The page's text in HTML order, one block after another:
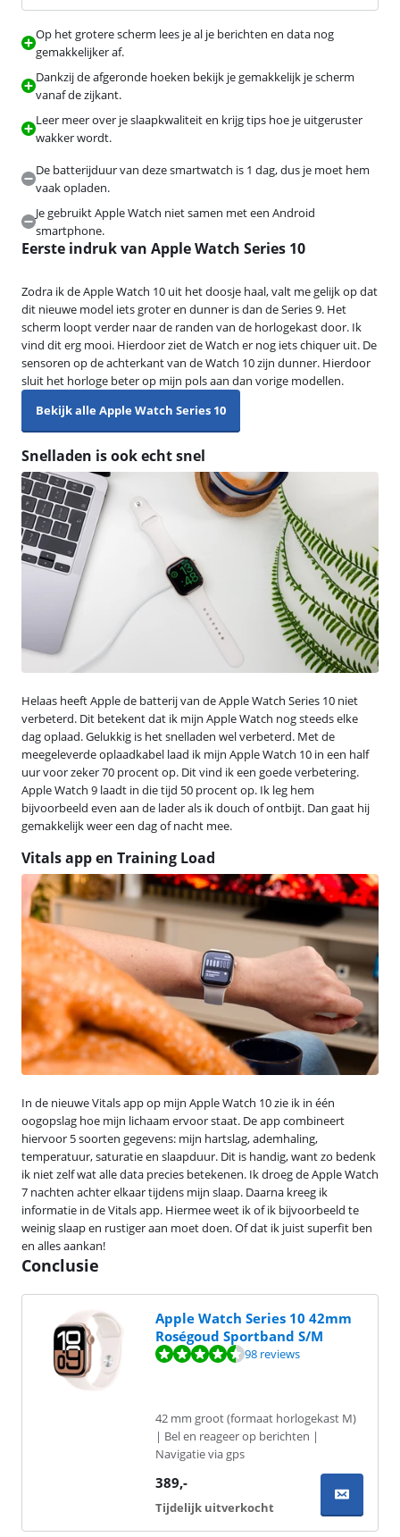
Op het grotere scherm lees je al je berichten en data nog
gemakkelijker af.
Dankzij de afgeronde hoeken bekijk je gemakkelijk je scherm
vanaf de zijkant.
Leer meer over je slaapkwaliteit en krijg tips hoe je uitgeruster
wakker wordt.
De batterijduur van deze smartwatch is 1 dag, dus je moet hem
vaak opladen.
Je gebruikt Apple Watch niet samen met een Android
smartphone.
Eerste indruk van Apple Watch Series 10
Zodra ik de Apple Watch 10 uit het doosje haal, valt me gelijk op dat
dit nieuwe model iets groter en dunner is dan de Series 9. Het
scherm loopt verder naar de randen van de horlogekast door. Ik
vind dit erg mooi. Hierdoor ziet de Watch er nog iets chiquer uit. De
sensoren op de achterkant van de Watch 10 zijn dunner. Hierdoor
sluit het horloge beter op mijn pols aan dan vorige modellen.
Bekijk alle Apple Watch Series 10
Snelladen is ook echt snel
Helaas heeft Apple de batterij van de Apple Watch Series 10 niet
verbeterd. Dit betekent dat ik mijn Apple Watch nog steeds elke
dag oplaad. Gelukkig is het snelladen wel verbeterd. Met de
meegeleverde oplaadkabel laad ik mijn Apple Watch 10 in een half
uur voor zeker 70 procent op. Dit vind ik een goede verbetering.
Apple Watch 9 laadt in die tijd 50 procent op. Ik leg hem
bijvoorbeeld even aan de lader als ik douch of ontbijt. Dan gaat hij
gemakkelijk weer een dag of nacht mee.
Vitals app en Training Load
In de nieuwe Vitals app op mijn Apple Watch 10 zie ik in één
oogopslag hoe mijn lichaam ervoor staat. De app combineert
hiervoor 5 soorten gegevens: mijn hartslag, ademhaling,
temperatuur, saturatie en slaapduur. Dit is handig, want zo bedenk
ik niet zelf wat alle data precies betekenen. Ik droeg de Apple Watch
7 nachten achter elkaar tijdens mijn slaap. Daarna kreeg ik
informatie in de Vitals app. Hiermee weet ik of ik bijvoorbeeld te
weinig slaap en rustiger aan moet doen. Of dat ik juist superfit ben
en alles aankan!
Conclusie
Apple Watch Series 10 42mm
Roségoud Sportband S/M
Beoordeling is 9,1 van de 10, gebaseerd op 98 reviews.
98 reviews
42 mm groot (formaat horlogekast M)
| Bel en reageer op berichten |
Navigatie via gps
389,-
Tijdelijk uitverkocht